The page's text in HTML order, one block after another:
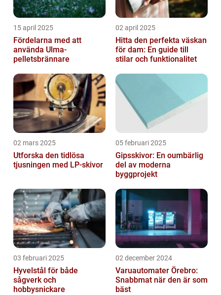
15 april 2025
Fördelarna med att
använda Ulma-
pelletsbrännare
02 april 2025
Hitta den perfekta väskan
för dam: En guide till
stilar och funktionalitet
02 mars 2025
Utforska den tidlösa
tjusningen med LP-skivor
05 februari 2025
Gipsskivor: En oumbärlig
del av moderna
byggprojekt
03 februari 2025
Hyvelstål för både
sågverk och
hobbysnickare
02 december 2024
Varuautomater Örebro:
Snabbmat när den är som
bäst